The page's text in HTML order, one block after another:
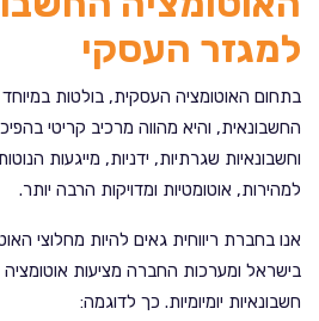
למגזר העסקי
בתחום האוטומציה העסקית, בולטות
החשבונאית, והיא מהווה מרכיב קריטי
וחשבונאיות שגרתיות, ידניות, מייגעות
למהירות, אוטומטיות ומדויקות הרבה יותר.
אנו בחברת ריווחית גאים להיות מחלוצי
בישראל ומערכות החברה מציעות אוטומציה
חשבונאיות יומיומיות. כך לדוגמה: